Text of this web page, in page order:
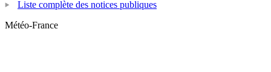
Liste complète des notices publiques
Météo-France